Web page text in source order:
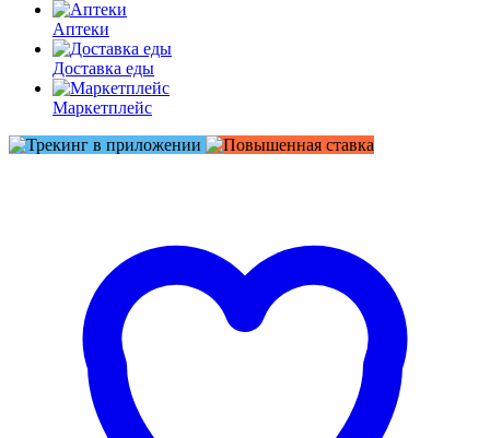
Аптеки
Доставка еды
Маркетплейс